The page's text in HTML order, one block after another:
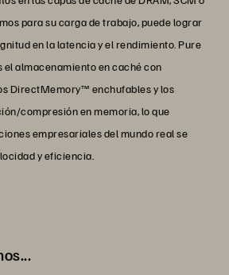
para su carga de trabajo, puede lograr
en la latencia y el rendimiento. Pure
el almacenamiento en caché con
DirectMemory™ enchufables y los
compresión en memoria, lo que
empresariales del mundo real se
y eficiencia.